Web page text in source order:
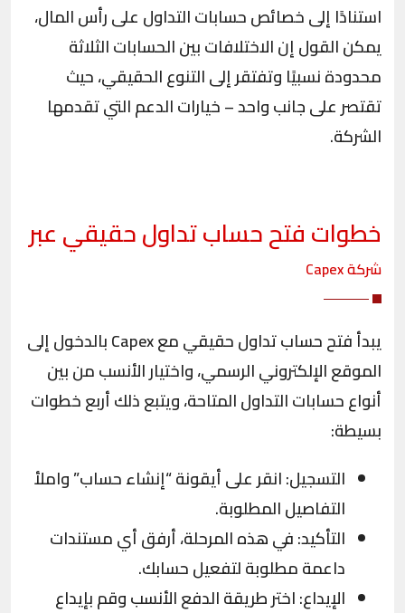
استنادًا إلى خصائص حسابات التداول على رأس المال،
يمكن القول إن الاختلافات بين الحسابات الثلاثة
محدودة نسبيًا وتفتقر إلى التنوع الحقيقي، حيث
تقتصر على جانب واحد – خيارات الدعم التي تقدمها
الشركة.
خطوات فتح حساب تداول حقيقي عبر
شركةCapex
يبدأ فتح حساب تداول حقيقي مع Capex بالدخول إلى
الموقع الإلكتروني الرسمي، واختيار الأنسب من بين
أنواع حسابات التداول المتاحة، ويتبع ذلك أربع خطوات
بسيطة:
التسجيل: انقر على أيقونة “إنشاء حساب” واملأ
التفاصيل المطلوبة.
التأكيد: في هذه المرحلة، أرفق أي مستندات
داعمة مطلوبة لتفعيل حسابك.
الإيداع: اختر طريقة الدفع الأنسب وقم بإيداع